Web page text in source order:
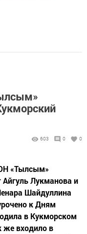
603 0 0
«Тылсым»
Айгуль Лукманова и
Шайдуллина
к Дням
в Кукморском
же входило в